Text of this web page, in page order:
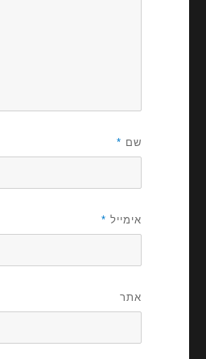
שם *
אימייל *
אתר